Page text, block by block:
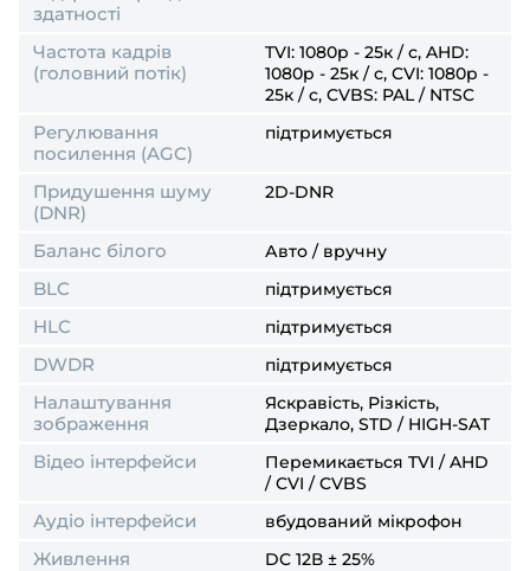
здатності
Частота кадрів
(головний потік)
TVI: 1080p - 25к / с, AHD:
1080p - 25к / с, CVI: 1080p -
25к / с, CVBS: PAL / NTSC
Регулювання
посилення (AGC)
підтримується
Придушення шуму
(DNR)
2D-DNR
Баланс білого Авто / вручну
BLC підтримується
HLC підтримується
DWDR підтримується
Налаштування
зображення
Яскравість, Різкість,
Дзеркало, STD / HIGH-SAT
Відео інтерфейси
Перемикається TVI / AHD
/ CVI / CVBS
Аудіо інтерфейси вбудований мікрофон
Живлення DC 12В ± 25%